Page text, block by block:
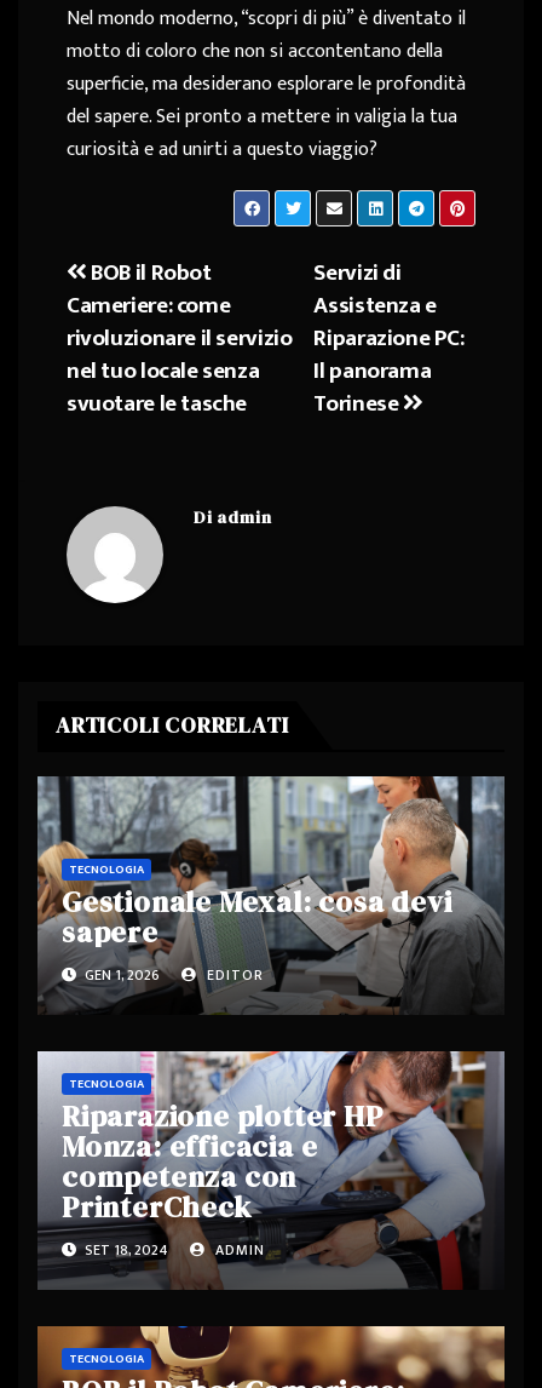
Nel mondo moderno, “scopri di più” è diventato il
motto di coloro che non si accontentano della
superficie, ma desiderano esplorare le profondità
del sapere. Sei pronto a mettere in valigia la tua
curiosità e ad unirti a questo viaggio?
Navigazione
articoli
Servizi di
Assistenza e
Riparazione PC:
Il panorama
Torinese
BOB il Robot
Cameriere: come
rivoluzionare il servizio
nel tuo locale senza
svuotare le tasche
Di admin
ARTICOLI CORRELATI
TECNOLOGIA
Gestionale Mexal: cosa devi
sapere
GEN 1, 2026 EDITOR
TECNOLOGIA
Riparazione plotter HP
Monza: efficacia e
competenza con
PrinterCheck
SET 18, 2024 ADMIN
TECNOLOGIA